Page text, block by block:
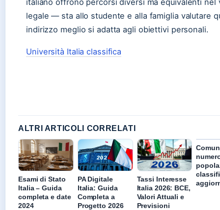
italiano offrono percorsi diversi ma equivalenti nel
legale — sta allo studente e alla famiglia valutare
indirizzo meglio si adatta agli obiettivi personali.
Università Italia classifica
ALTRI ARTICOLI CORRELATI
Esami di Stato
Italia – Guida
completa e date
2024
PA Digitale
Italia: Guida
Completa a
Progetto 2026
Tassi Interesse
Italia 2026: BCE,
Valori Attuali e
Previsioni